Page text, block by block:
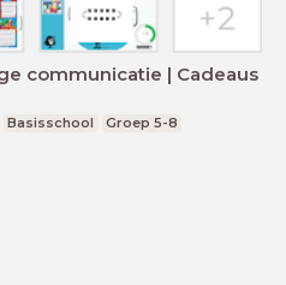
communicatie | Cadeaus
Basisschool Groep 5-8